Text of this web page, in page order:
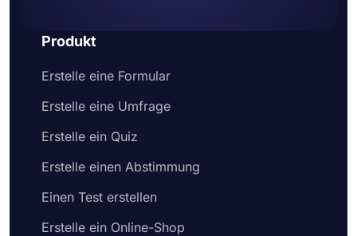
Produkt
Erstelle eine Formular
Erstelle eine Umfrage
Erstelle ein Quiz
Erstelle einen Abstimmung
Einen Test erstellen
Erstelle ein Online-Shop